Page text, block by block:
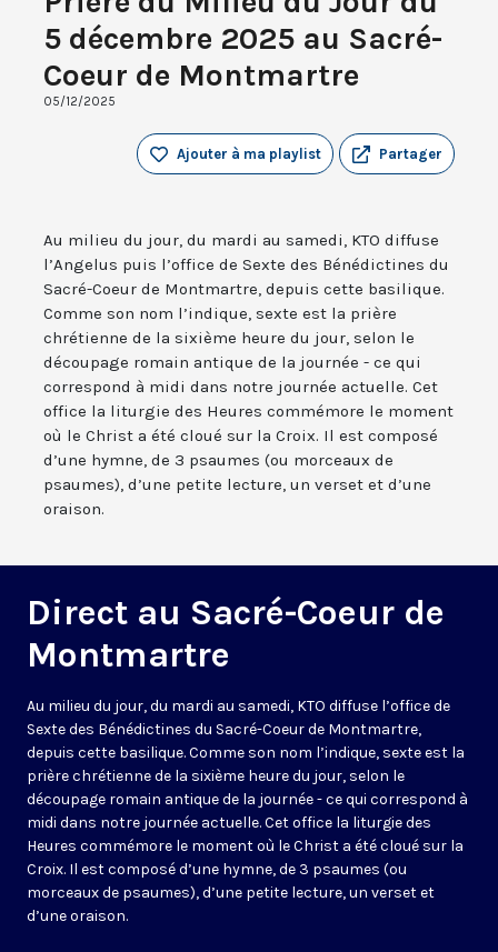
5 décembre 2025 au Sacré-
Coeur de Montmartre
05/12/2025
Partager
Ajouter à ma playlist
Au milieu du jour, du mardi au samedi, KTO diffuse
l’Angelus puis l’office de Sexte des Bénédictines du
Sacré-Coeur de Montmartre, depuis cette basilique.
Comme son nom l’indique, sexte est la prière
chrétienne de la sixième heure du jour, selon le
découpage romain antique de la journée - ce qui
correspond à midi dans notre journée actuelle. Cet
office la liturgie des Heures commémore le moment
où le Christ a été cloué sur la Croix. Il est composé
d’une hymne, de 3 psaumes (ou morceaux de
psaumes), d’une petite lecture, un verset et d’une
oraison.
Direct au Sacré-Coeur de
Montmartre
Au milieu du jour, du mardi au samedi, KTO diffuse l’office de
Sexte des Bénédictines du Sacré-Coeur de Montmartre,
depuis cette basilique. Comme son nom l’indique, sexte est la
prière chrétienne de la sixième heure du jour, selon le
découpage romain antique de la journée - ce qui correspond à
midi dans notre journée actuelle. Cet office la liturgie des
Heures commémore le moment où le Christ a été cloué sur la
Croix. Il est composé d’une hymne, de 3 psaumes (ou
morceaux de psaumes), d’une petite lecture, un verset et
d’une oraison.